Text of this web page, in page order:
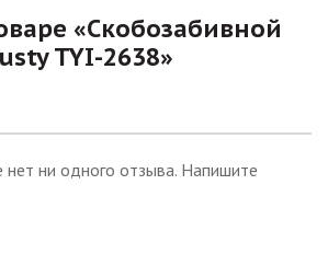
«Скобозабивной
TYI-2638»
нет ни одного отзыва. Напишите